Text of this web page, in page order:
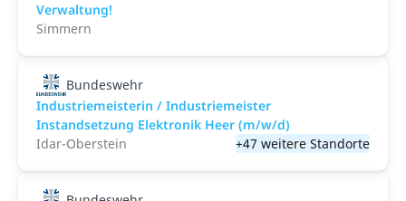
Verwaltung!
Simmern
Bundeswehr
Industriemeisterin / Industriemeister
Instandsetzung Elektronik Heer (m/w/d)
Idar-Oberstein
+47 weitere Standorte